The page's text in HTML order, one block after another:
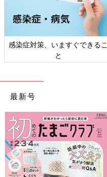
感染症対策、いますぐできるこ
と
最新号